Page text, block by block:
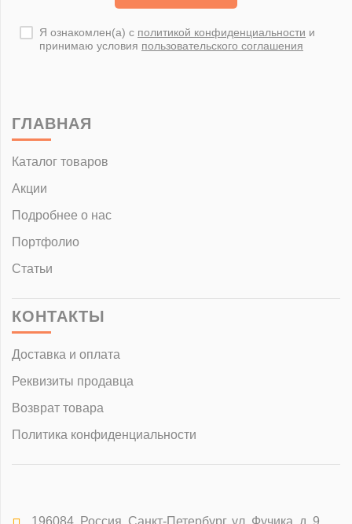
Я ознакомлен(а) с политикой конфиденциальности и
принимаю условия пользовательского соглашения
ГЛАВНАЯ
Каталог товаров
Акции
Подробнее о нас
Портфолио
Статьи
КОНТАКТЫ
Доставка и оплата
Реквизиты продавца
Возврат товара
Политика конфиденциальности
196084, Россия, Санкт-Петербург, ул. Фучика, д. 9,